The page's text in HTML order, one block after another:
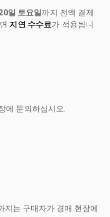
일 토요일까지 전액 결제
지연 수수료가 적용됩니
에 문의하십시오.
지는 구매자가 경매 현장에